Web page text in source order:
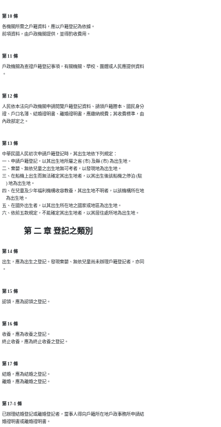
第 10 條
各機關所需之戶籍資料，應以戶籍登記為依據。
前項資料，由戶政機關提供，並得酌收費用。
第 11 條
戶政機關為查證戶籍登記事項，有關機關、學校、團體或人民應提供資料
。
第 12 條
人民依本法向戶政機關申請閱覽戶籍登記資料、請領戶籍謄本、國民身分
證、戶口名簿、結婚證明書、離婚證明書，應繳納規費；其收費標準，由
內政部定之。
第 13 條
中華民國人民初次申請戶籍登記時，其出生地依下列規定：
一、申請戶籍登記，以其出生地所屬之省 (市) 及縣 (市) 為出生地。
二、棄嬰、無依兒童之出生地無可考者，以發現地為出生地。
三、在船機上出生而無法確定其出生地者，以其出生後該船機之停泊 (駐
    ) 地為出生地。
四、在兒童及少年福利機構收容教養，其出生地不明者，以該機構所在地
    為出生地。
五、在國外出生者，以其出生所在地之國家或地區為出生地。
六、依前五款規定，不能確定其出生地者，以其居住處所地為出生地。
第 二 章 登記之類別
第 14 條
出生，應為出生之登記。發現棄嬰、無依兒童尚未辦理戶籍登記者，亦同
。
第 15 條
認領，應為認領之登記。
第 16 條
收養，應為收養之登記。
終止收養，應為終止收養之登記。
第 17 條
結婚，應為結婚之登記。
離婚，應為離婚之登記。
第 17-1 條
已辦理結婚登記或離婚登記者，當事人得向戶籍所在地戶政事務所申請結
婚證明書或離婚證明書。